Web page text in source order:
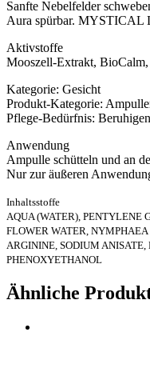
Sanfte Nebelfelder
Aura spürbar. MYSTICAL
Aktivstoffe
Mooszell-Extrakt,
Kategorie: Gesicht
Produkt-Kategorie:
Pflege-Bedürfnis:
Anwendung
Ampulle schütteln und an
Nur zur äußeren
Inhaltsstoffe
AQUA (WATER),
FLOWER WATER,
ARGININE, SODIUM
PHENOXYETHANOL
Ähnliche